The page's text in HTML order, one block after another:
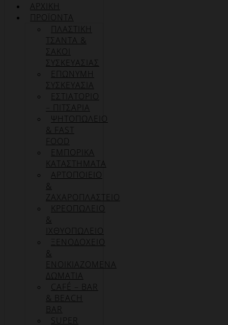
ΑΡΧΙΚΉ
ΠΡΟΪΌΝΤΑ
ΠΛΑΣΤΙΚΗ
ΤΣΑΝΤΑ &
ΣΑΚΟΙ
ΣΥΣΚΕΥΑΣΙΑΣ
ΕΠΏΝΥΜΗ
ΣΥΣΚΕΥΑΣΊΑ
ΕΣΤΙΑΤΟΡΙΟ
– ΠΙΤΣΑΡΙΑ
ΨΗΤΟΠΩΛΕΙΟ
& FAST
FOOD
ΕΜΠΟΡΙΚΑ
ΚΑΤΑΣΤΗΜΑΤΑ
ΑΡΤΟΠΟΙΕΙΟ
&
ΖΑΧΑΡΟΠΛΑΣΤΕΙΟ
ΚΡΕΟΠΩΛΕΙΟ
&
ΙΧΘΥΟΠΩΛΕΙΟ
ΞΕΝΟΔΟΧΕΙΟ
&
ΕΝΟΙΚΙΑΖΟΜΕΝΑ
ΔΩΜΑΤΙΑ
CAFÉ – BAR
& BEACH
BAR
SUPER